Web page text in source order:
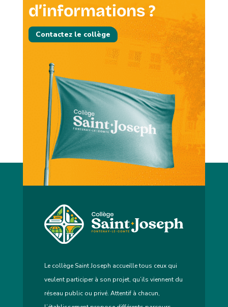
d’informations ?
Contactez le collège
Le collège Saint Joseph accueille tous ceux qui
veulent participer à son projet, qu’ils viennent du
réseau public ou privé. Attentif à chacun,